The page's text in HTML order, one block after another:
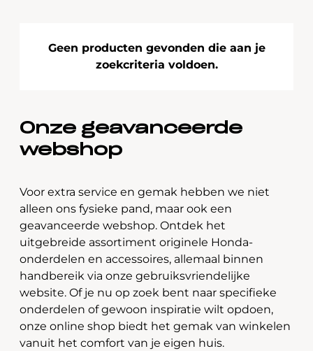
Geen producten gevonden die aan je
zoekcriteria voldoen.
Onze geavanceerde
webshop
Voor extra service en gemak hebben we niet
alleen ons fysieke pand, maar ook een
geavanceerde webshop. Ontdek het
uitgebreide assortiment originele Honda-
onderdelen en accessoires, allemaal binnen
handbereik via onze gebruiksvriendelijke
website. Of je nu op zoek bent naar specifieke
onderdelen of gewoon inspiratie wilt opdoen,
onze online shop biedt het gemak van winkelen
vanuit het comfort van je eigen huis.